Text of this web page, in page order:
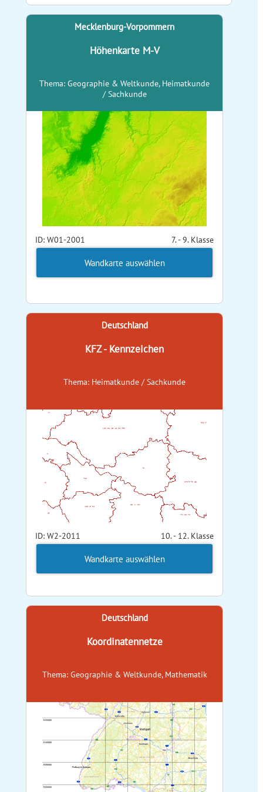
Mecklenburg-Vorpommern
Höhenkarte M-V
Thema: Geographie & Weltkunde, Heimatkunde
/ Sachkunde
ID: W01-2001 7. - 9. Klasse
Wandkarte auswählen
Deutschland
KFZ - Kennzeichen
Thema: Heimatkunde / Sachkunde
ID: W2-2011 10. - 12. Klasse
Wandkarte auswählen
Deutschland
Koordinatennetze
Thema: Geographie & Weltkunde, Mathematik